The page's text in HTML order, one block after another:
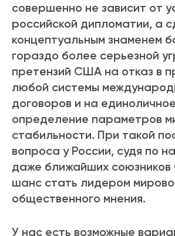
совершенно не зависит от
российской дипломатии, а
концептуальным знаменем
гораздо более серьезной
претензий США на отказ в
любой системы
договоров и на единоличное
определение параметров
стабильности. При такой
вопроса у России, судя по
даже ближайших
шанс стать лидером
общественного мнения.
У нас есть возможные